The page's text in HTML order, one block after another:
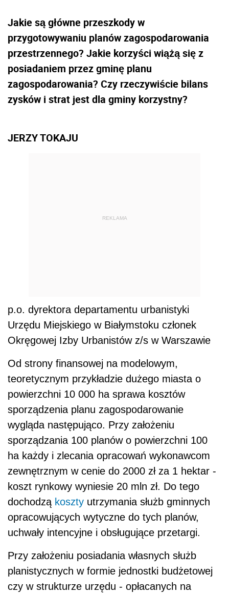
Jakie są główne przeszkody w
przygotowywaniu planów zagospodarowania
przestrzennego? Jakie korzyści wiążą się z
posiadaniem przez gminę planu
zagospodarowania? Czy rzeczywiście bilans
zysków i strat jest dla gminy korzystny?
JERZY TOKAJU
REKLAMA
p.o. dyrektora departamentu urbanistyki
Urzędu Miejskiego w Białymstoku członek
Okręgowej Izby Urbanistów z/s w Warszawie
Od strony finansowej na modelowym,
teoretycznym przykładzie dużego miasta o
powierzchni 10 000 ha sprawa kosztów
sporządzenia planu zagospodarowanie
wygląda następująco. Przy założeniu
sporządzania 100 planów o powierzchni 100
ha każdy i zlecania opracowań wykonawcom
zewnętrznym w cenie do 2000 zł za 1 hektar -
koszt rynkowy wyniesie 20 mln zł. Do tego
dochodzą koszty utrzymania służb gminnych
opracowujących wytyczne do tych planów,
uchwały intencyjne i obsługujące przetargi.
Przy założeniu posiadania własnych służb
planistycznych w formie jednostki budżetowej
czy w strukturze urzędu - opłacanych na